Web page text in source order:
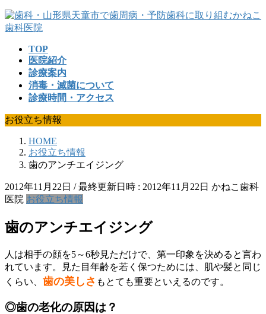
コ
ン
ッ
プ
ナ
ビ
移
動
TOP
医院紹介
診療案内
消毒・滅菌について
診療時間・アクセス
お役立ち情報
HOME
お役立ち情報
歯のアンチエイジング
2012年11月22日 / 最終更新日時 : 2012年11月22日 かねこ歯科
医院 お役立ち情報
歯のアンチエイジング
人は相手の顔を5～6秒見ただけで、第一印象を決めると言わ
れています。見た目年齢を若く保つためには、肌や髪と同じ
くらい、 歯の美しさ もとても重要といえるのです。
◎歯の老化の原因は？